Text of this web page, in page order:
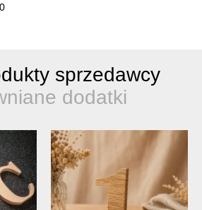
sprzedawcy
dodatki